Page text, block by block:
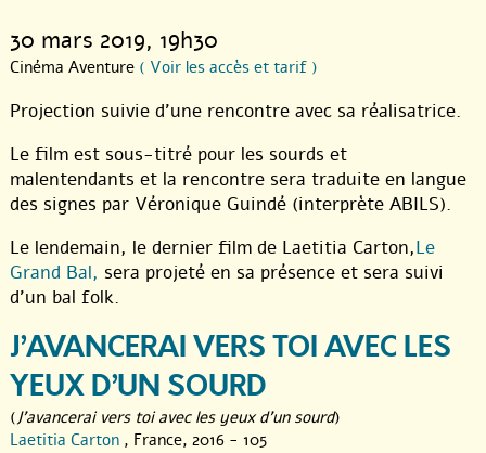
Ce qui est nouveau, c’est que c’est la première séance que nous
ouvrons de façon formelle aux spectateurs sourds et
malentendants. Et que nous comptons bien continuer sur cette
lancée tout au long de l’année dès que possible.
Concrètement ? Un film sous titré selon les normes pour sourds
et malentendants et traduction en directe en langage des signes
de la rencontre d’après film.
30 mars 2019, 19h30
Cinéma Aventure ( Voir les accès et tarif )
Projection suivie d’une rencontre avec sa réalisatrice.
Le film est sous-titré pour les sourds et
malentendants et la rencontre sera traduite en langue
des signes par Véronique Guindé (interprète ABILS).
Le lendemain, le dernier film de Laetitia Carton,Le
Grand Bal, sera projeté en sa présence et sera suivi
d’un bal folk.
J’AVANCERAI VERS TOI AVEC LES
YEUX D’UN SOURD
(J'avancerai vers toi avec les yeux d'un sourd)
Laetitia Carton , France, 2016 - 105